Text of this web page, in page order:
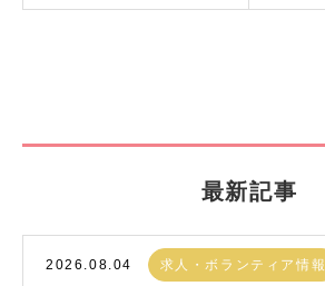
最新記事
2026.08.04 求人・ボランティア情報